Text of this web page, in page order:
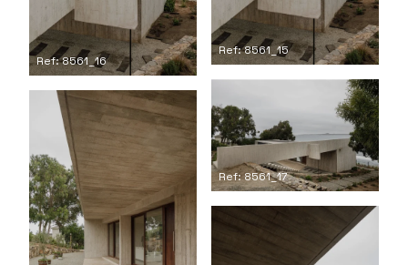
Ref: 8561_15
Ref: 8561_16
Ref: 8561_17